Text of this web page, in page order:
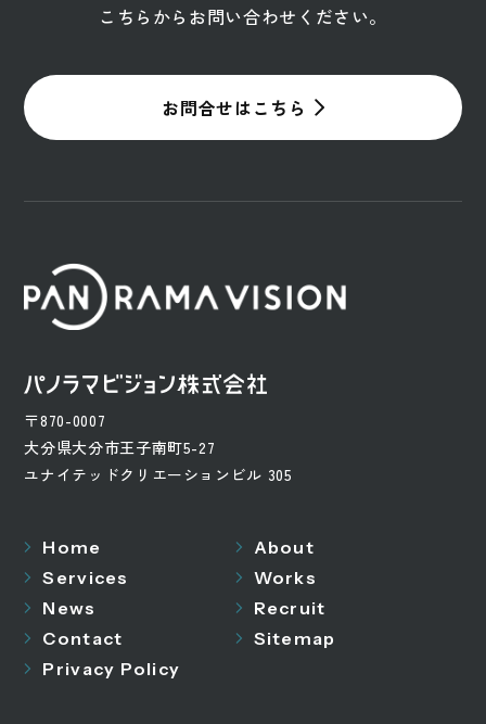
こちらからお問い合わせください。
お問合せはこちら
〒870-0007
大分県大分市王子南町5-27
ユナイテッドクリエーションビル 305
Home
About
Services
Works
News
Recruit
Contact
Sitemap
Privacy Policy